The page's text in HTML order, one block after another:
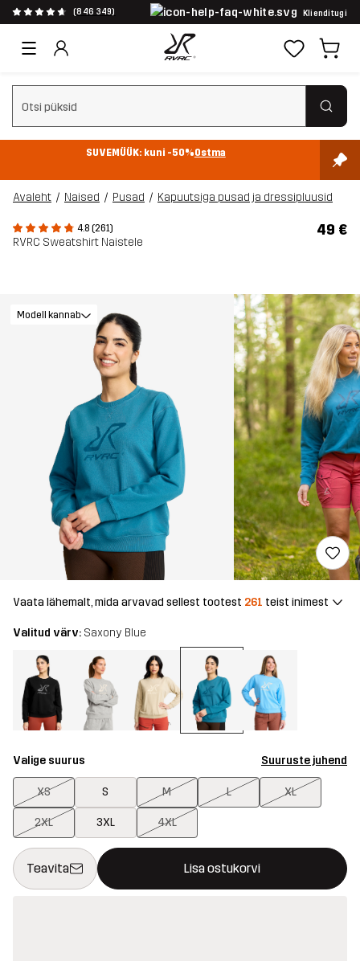
(846 349) Klienditugi
Tühjenda otsing
SUVEMÜÜK: kuni -50%Ostma
Avaleht Naised Pusad Kapuutsiga pusad ja dressipluusid
4.8 (261)
RVRC Sweatshirt Naistele
49 €
Modell kannab
Vaata lähemalt, mida arvavad sellest tootest 261 teist inimest
Valitud värv: Saxony Blue
Valige suurus Suuruste juhend
XS S M L XL
2XL 3XL 4XL
Teavita Lisa ostukorvi
See nupp avab modaali, mis kinnitab ostukorvis uue kauba
{{size}} pole saadaval